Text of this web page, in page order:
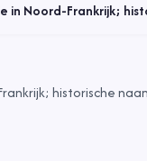
in Noord-Frankrijk;
historische